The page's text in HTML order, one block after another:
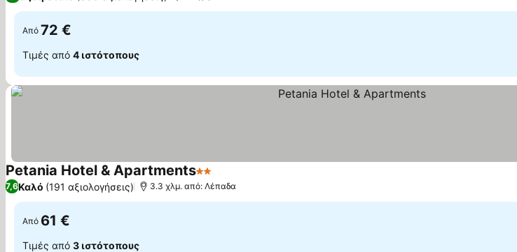
Από 72 €
Τιμές από 4 ιστότοπους
Petania Hotel & Apartments2 Αστέρια
7,6Καλό (191 αξιολογήσεις) 3.3 χλμ. από: Λέπαδα
Από 61 €
Τιμές από 3 ιστότοπους